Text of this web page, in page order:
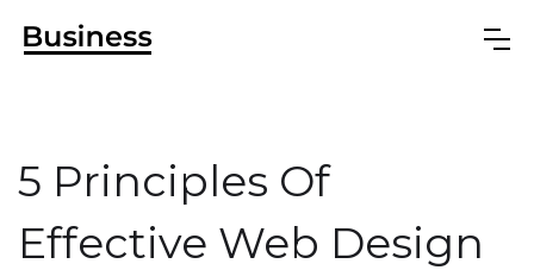
5 Principles Of
Effective Web Design